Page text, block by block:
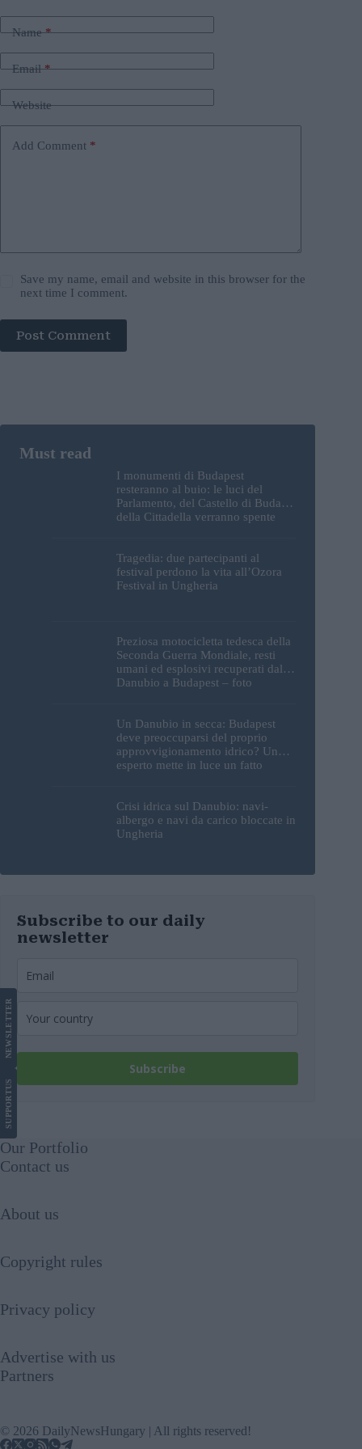
Name*
Email*
Website
Add Comment *
Save my name, email and website in this browser for the
next time I comment.
Post Comment
I monumenti di Budapest
resteranno al buio: le luci del
Parlamento, del Castello di Buda e
della Cittadella verranno spente
Tragedia: due partecipanti al
festival perdono la vita all’Ozora
Festival in Ungheria
Preziosa motocicletta tedesca della
Seconda Guerra Mondiale, resti
umani ed esplosivi recuperati dal
Danubio a Budapest – foto
Un Danubio in secca: Budapest
deve preoccuparsi del proprio
approvvigionamento idrico? Un
esperto mette in luce un fatto
Crisi idrica sul Danubio: navi-
albergo e navi da carico bloccate in
Ungheria
Subscribe to our daily
newsletter
Subscribe
SUPPORT
US
NEWS
LETTER
Our Portfolio
Contact us
About us
Copyright rules
Privacy policy
Advertise with us
Partners
© 2026 DailyNewsHungary | All rights reserved!